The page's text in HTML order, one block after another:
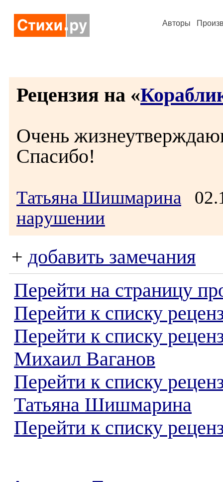
Авторы
Рецензия на «
Очень
Спасибо!
Татьяна Шишмарина
нарушении
+ добавить замечания
Перейти на страницу
Перейти к списку
Перейти к списку
Михаил Ваганов
Перейти к списку
Татьяна Шишмарина
Перейти к списку